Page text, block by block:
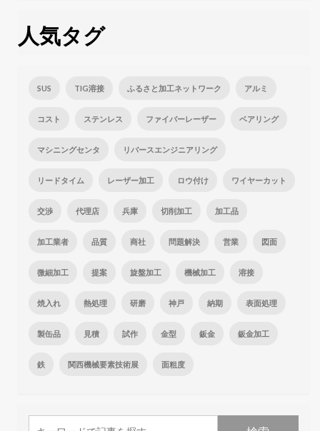
人気タグ
SUS TIG溶接 ふるさと加工ネットワーク アルミ
コスト ステンレス ファイバーレーザー ベアリング
マシニングセンタ リバースエンジニアリング
リードタイム レーザー加工 ロウ付け ワイヤーカット
交渉 代理店 兵庫 切削加工 加工品
加工業者 品質 商社 問題解決 営業 図面
微細加工 提案 旋盤加工 機械加工 溶接
焼入れ 熱処理 研磨 神戸 納期 表面処理
製缶品 見積 試作 金型 鈑金 鈑金加工
鉄 関西機械要素技術展 面粗度